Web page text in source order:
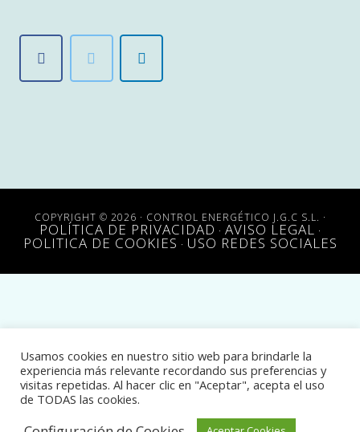
COPYRIGHT © 2026 · CONTROL ENERGÉTICO J.G.C S.L. ·
POLÍTICA DE PRIVACIDAD · AVISO LEGAL ·
POLITICA DE COOKIES · USO REDES SOCIALES
Usamos cookies en nuestro sitio web para brindarle la
experiencia más relevante recordando sus preferencias y
visitas repetidas. Al hacer clic en "Aceptar", acepta el uso
de TODAS las cookies.